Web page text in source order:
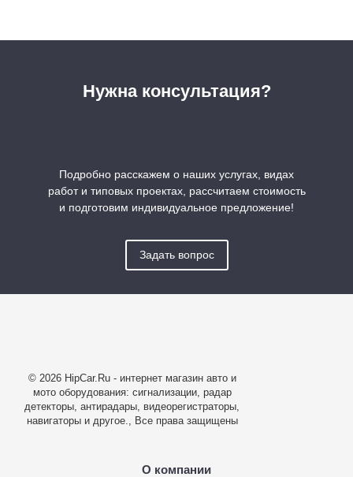
Нужна консультация?
Подробно расскажем о наших услугах, видах
работ и типовых проектах, рассчитаем стоимость
и подготовим индивидуальное предложение!
Задать вопрос
© 2026 HipCar.Ru - интернет магазин авто и
мото оборудования: сигнализации, радар
детекторы, антирадары, видеорегистраторы,
навигаторы и другое., Все права защищены
О компании